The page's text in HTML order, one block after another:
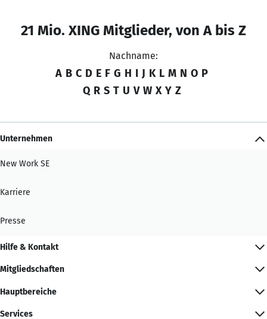
21 Mio. XING Mitglieder, von A bis Z
Nachname:
A B C D E F G H I J K L M N O P
Q R S T U V W X Y Z
Unternehmen
New Work SE
Karriere
Presse
Hilfe & Kontakt
Mitgliedschaften
Hauptbereiche
Services